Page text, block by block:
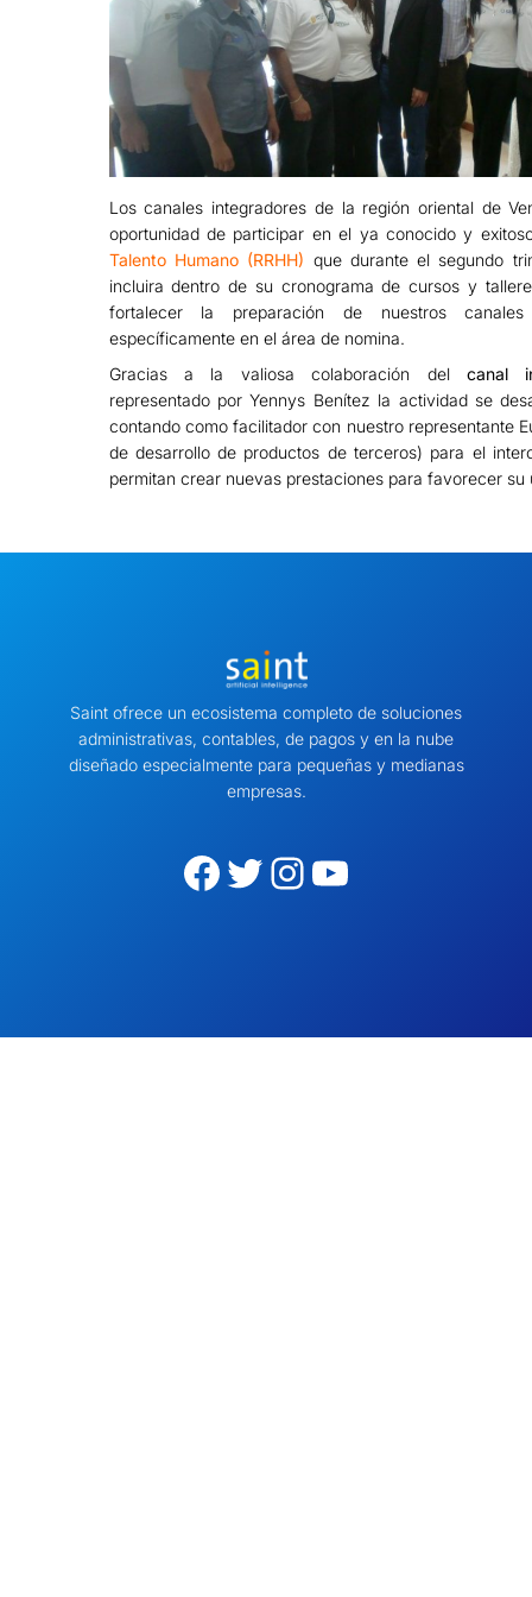
Los canales integradores de la región oriental de
oportunidad de participar en el ya conocido y
Talento Humano (RRHH) que durante el segundo
incluira dentro de su cronograma de cursos y
fortalecer la preparación de nuestros canales
específicamente en el área de nomina.
Gracias a la valiosa colaboración del canal
representado por Yennys Benítez la actividad se
contando como facilitador con nuestro representante
de desarrollo de productos de terceros) para el
permitan crear nuevas prestaciones para favorecer su
Saint ofrece un ecosistema completo de soluciones
administrativas, contables, de pagos y en la nube
diseñado especialmente para pequeñas y medianas
empresas.
Facebook Twitter Instagram YouTube